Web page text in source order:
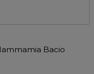
Bacio